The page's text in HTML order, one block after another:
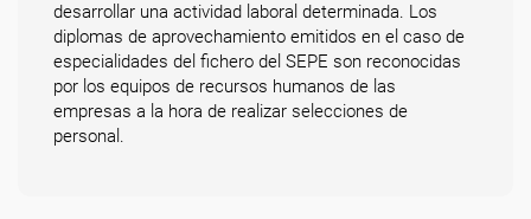
desarrollar una actividad laboral determinada. Los
diplomas de aprovechamiento emitidos en el caso de
especialidades del fichero del SEPE son reconocidas
por los equipos de recursos humanos de las
empresas a la hora de realizar selecciones de
personal.